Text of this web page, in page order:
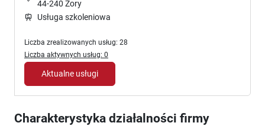
44-240 Żory
Usługa szkoleniowa
Liczba zrealizowanych usług: 28
Liczba aktywnych usług: 0
Aktualne usługi
Charakterystyka działalności firmy